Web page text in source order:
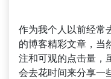
作为我个人以前经常
的博客精彩文章，当
注和可观的点击量，
会去花时间来分享一